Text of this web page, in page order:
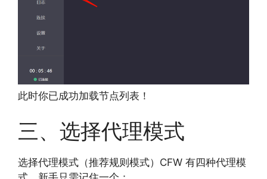
此时你已成功加载节点列表！
三、选择代理模式
选择代理模式（推荐规则模式）CFW 有四种代理模